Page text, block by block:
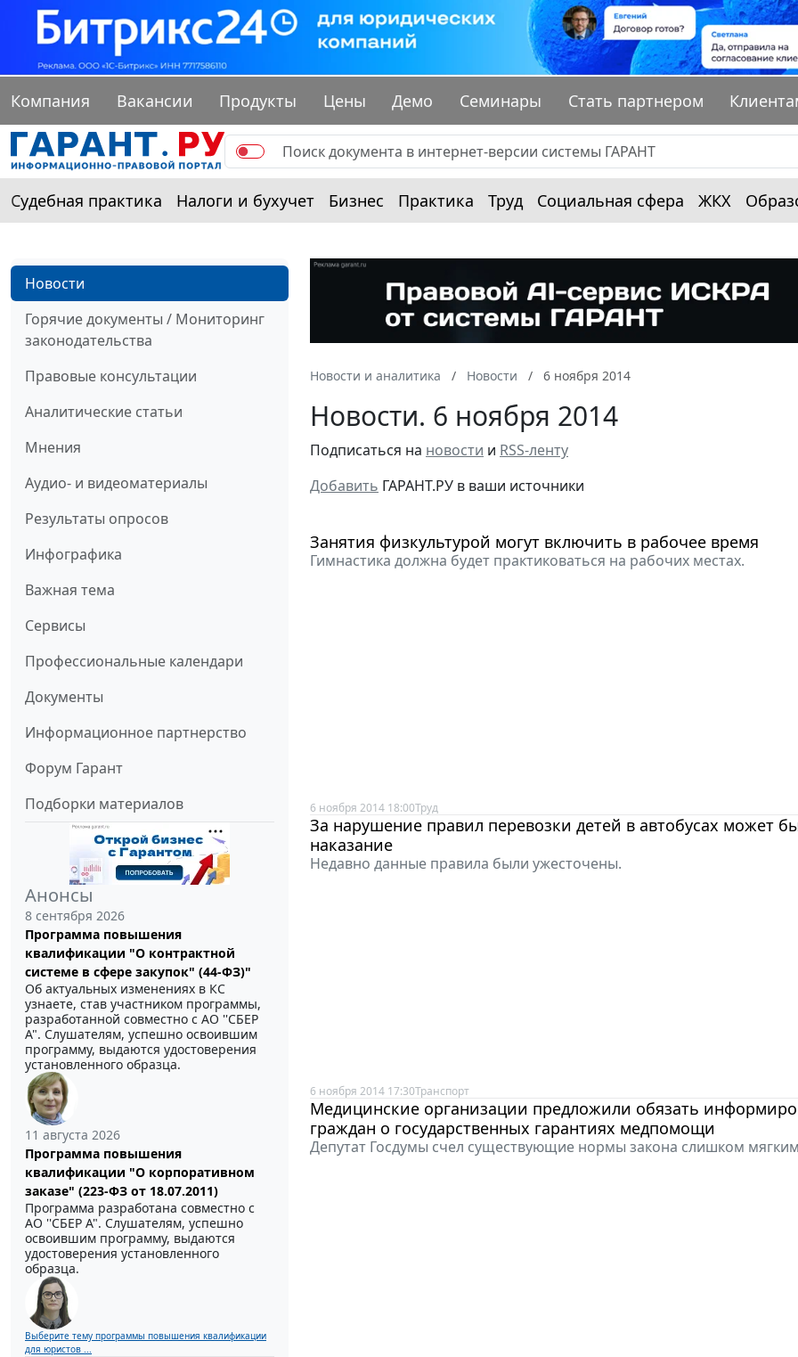
Компания Вакансии Продукты Цены Демо Семинары Стать партнером
Судебная практика Налоги и бухучет Бизнес Практика Труд Социальная сфера ЖКХ
Новости
Горячие документы / Мониторинг
законодательства
Правовые консультации
Аналитические статьи
Мнения
Аудио- и видеоматериалы
Результаты опросов
Инфографика
Важная тема
Сервисы
Профессиональные календари
Документы
Информационное партнерство
Форум Гарант
Подборки материалов
Анонсы
8 сентября 2026
Программа повышения
квалификации "О контрактной
системе в сфере закупок" (44-ФЗ)"
Об актуальных изменениях в КС
узнаете, став участником программы,
разработанной совместно с АО ''СБЕР
А". Слушателям, успешно освоившим
программу, выдаются удостоверения
установленного образца.
11 августа 2026
Программа повышения
квалификации "О корпоративном
заказе" (223-ФЗ от 18.07.2011)
Программа разработана совместно с
АО ''СБЕР А". Слушателям, успешно
освоившим программу, выдаются
удостоверения установленного
образца.
Выберите тему программы повышения квалификации
для юристов ...
Новости и аналитика Новости 6 ноября 2014
Новости. 6 ноября 2014
Подписаться на новости и RSS-ленту
Добавить ГАРАНТ.РУ в ваши источники
Занятия физкультурой могут включить в рабочее время
Гимнастика должна будет практиковаться на рабочих местах.
6 ноября 2014 18:00Труд
За нарушение правил перевозки детей в автобусах может
наказание
Недавно данные правила были ужесточены.
6 ноября 2014 17:30Транспорт
Медицинские организации предложили обязать
граждан о государственных гарантиях медпомощи
Депутат Госдумы счел существующие нормы закона слишком